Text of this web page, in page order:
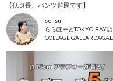
【低身長、パンツ難民です】
sensui
ららぽーとTOKYO-BAY店